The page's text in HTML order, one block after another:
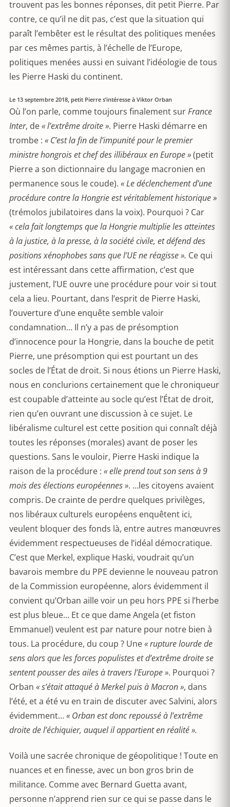
trouvent pas les bonnes réponses, dit petit Pierre. Par
contre, ce qu’il ne dit pas, c’est que la situation qui
paraît l’embêter est le résultat des politiques menées
par ces mêmes partis, à l’échelle de l’Europe,
politiques menées aussi en suivant l’idéologie de tous
les Pierre Haski du continent.
Le 13 septembre 2018, petit Pierre s’intéresse à Viktor Orban
Où l’on parle, comme toujours finalement surFrance
Inter, de« l’extrême droite ». Pierre Haski démarre en
trombe : « C’est la fin de l’impunité pour le premier
ministre hongrois et chef des illibéraux en Europe »(petit
Pierre a son dictionnaire du langage macronien en
permanence sous le coude). « Le déclenchement d’une
procédure contre la Hongrie est véritablement historique »
(trémolos jubilatoires dans la voix). Pourquoi ? Car
« cela fait longtemps que la Hongrie multiplie les atteintes
à la justice, à la presse, à la société civile, et défend des
positions xénophobes sans que l’UE ne réagisse ». Ce qui
est intéressant dans cette affirmation, c’est que
justement, l’UE ouvre une procédure pour voir si tout
cela a lieu. Pourtant, dans l’esprit de Pierre Haski,
l’ouverture d’une enquête semble valoir
condamnation… Il n’y a pas de présomption
d’innocence pour la Hongrie, dans la bouche de petit
Pierre, une présomption qui est pourtant un des
socles de l’État de droit. Si nous étions un Pierre Haski,
nous en conclurions certainement que le chroniqueur
est coupable d’atteinte au socle qu’est l’État de droit,
rien qu’en ouvrant une discussion à ce sujet. Le
libéralisme culturel est cette position qui connaît déjà
toutes les réponses (morales) avant de poser les
questions. Sans le vouloir, Pierre Haski indique la
raison de la procédure : « elle prend tout son sens à 9
mois des élections européennes ». …les citoyens avaient
compris. De crainte de perdre quelques privilèges,
nos libéraux culturels européens enquêtent ici,
veulent bloquer des fonds là, entre autres manœuvres
évidemment respectueuses de l’idéal démocratique.
C’est que Merkel, explique Haski, voudrait qu’un
bavarois membre du PPE devienne le nouveau patron
de la Commission européenne, alors évidemment il
convient qu’Orban aille voir un peu hors PPE si l’herbe
est plus bleue… Et ce que dame Angela (et fiston
Emmanuel) veulent est par nature pour notre bien à
tous. La procédure, du coup ? Une« rupture lourde de
sens alors que les forces populistes et d’extrême droite se
sentent pousser des ailes à travers l’Europe ». Pourquoi ?
Orban « s’était attaqué à Merkel puis à Macron », dans
l’été, et a été vu en train de discuter avec Salvini, alors
évidemment…« Orban est donc repoussé à l’extrême
droite de l’échiquier, auquel il appartient en réalité ».
Voilà une sacrée chronique de géopolitique ! Toute en
nuances et en finesse, avec un bon gros brin de
militance. Comme avec Bernard Guetta avant,
personne n’apprend rien sur ce qui se passe dans le